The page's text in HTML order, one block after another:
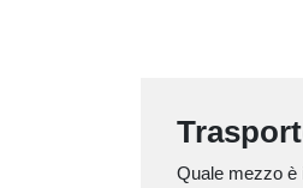
Quale mezzo è